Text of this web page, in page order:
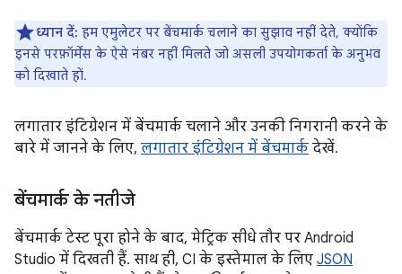
ध्यान दें: हम एमुलेटर पर बेंचमार्क चलाने का सुझाव नहीं देते, क्योंकि
इनसे परफ़ॉर्मेंस के ऐसे नंबर नहीं मिलते जो असली उपयोगकर्ता के अनुभव
को दिखाते हों.
लगातार इंटिग्रेशन में बेंचमार्क चलाने और उनकी निगरानी करने के
बारे में जानने के लिए, लगातार इंटिग्रेशन में बेंचमार्क देखें.
बेंचमार्क के नतीजे
बेंचमार्क टेस्ट पूरा होने के बाद, मेट्रिक सीधे तौर पर Android
Studio में दिखती हैं. साथ ही, CI के इस्तेमाल के लिए JSON